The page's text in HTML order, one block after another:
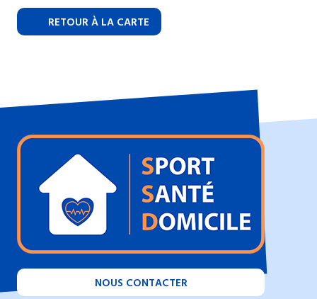
RETOUR À LA CARTE
NOUS CONTACTER